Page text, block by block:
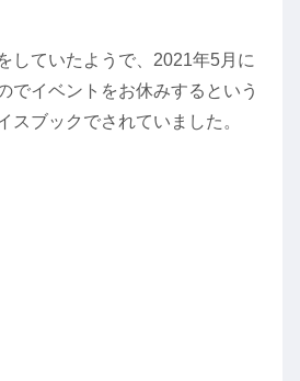
していたようで、2021年5月に
でイベントをお休みするという
スブックでされていました。